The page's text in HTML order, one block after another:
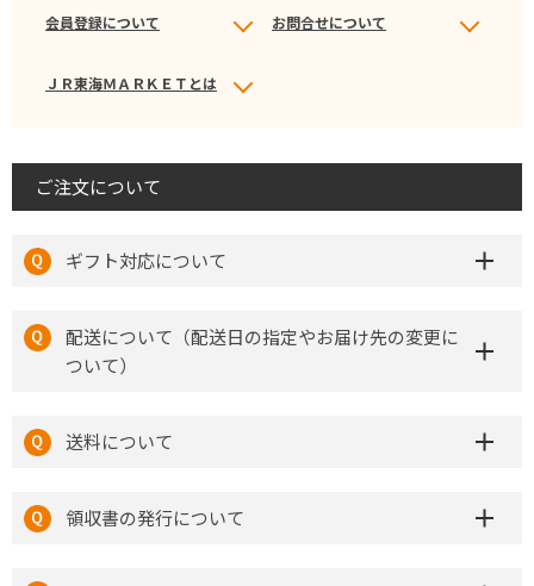
会員登録について お問合せについて
ＪＲ東海ＭＡＲＫＥＴとは
ご注文について
ギフト対応について
配送について（配送日の指定やお届け先の変更に
ついて）
送料について
領収書の発行について